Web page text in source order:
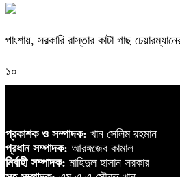
পাংশায়, সরকারি রাস্তার কাটা গাছ
১০
প্রকাশক ও সম্পাদক: খান সেলিম রহমান
প্রধান সম্পাদক: আরঙ্গজেব কামাল
নির্বাহী সম্পাদক: মাহিদুল হাসান সরকার